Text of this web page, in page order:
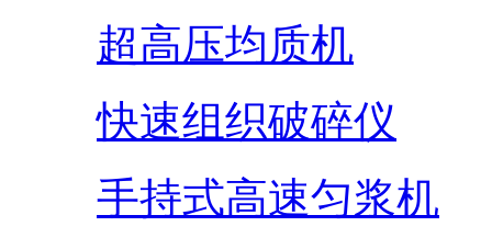
超高压均质机
快速组织破碎仪
手持式高速匀浆机